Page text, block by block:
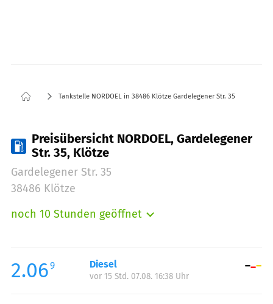
Tankstelle NORDOEL in 38486 Klötze Gardelegener Str. 35
Preisübersicht NORDOEL, Gardelegener
Str. 35, Klötze
Gardelegener Str. 35
38486 Klötze
noch 10 Stunden geöffnet
Mittwoch:
05:00-21:00
Donnerstag:
2.069 Diesel
vor 15 Std. 07.08. 16:38 Uhr